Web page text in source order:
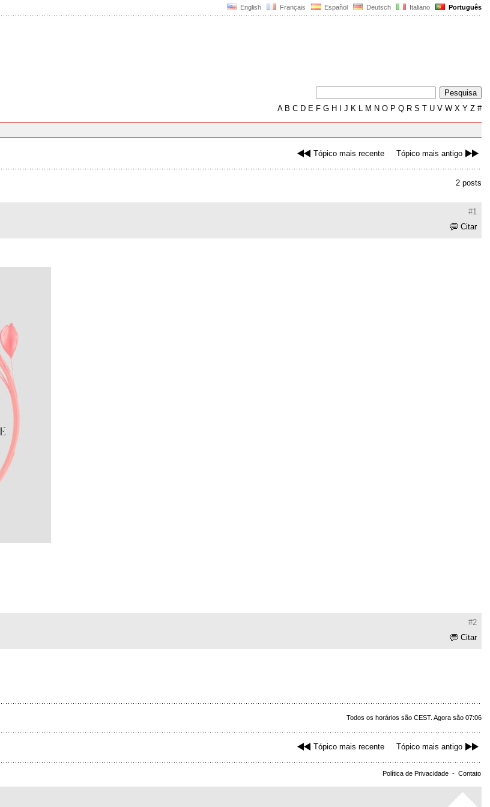
English Français Español Deutsch Italiano Português
AB C D E F G H J K L M N O P Q R S T U V W X Y Z #
Tópico mais recente Tópico mais antigo
2 posts
#1
Citar
#2
Citar
Todos os horários são CEST. Agora são 07:06
Tópico mais recente Tópico mais antigo
Política de Privacidade - Contato